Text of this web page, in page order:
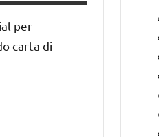
per
carta di